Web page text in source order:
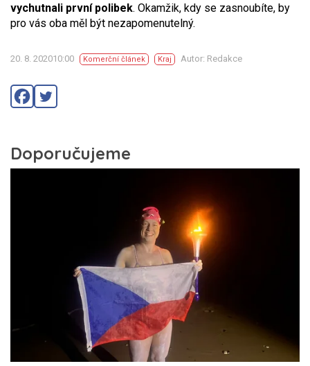
vychutnali první polibek. Okamžik, kdy se zasnoubíte, by
pro vás oba měl být nezapomenutelný.
20. 8. 202010:00 Komerční článek Kraj Autor: Redakce